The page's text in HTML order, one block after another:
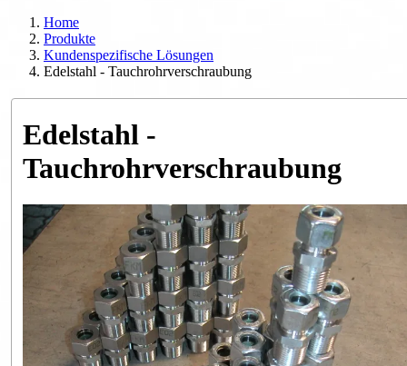
Home
Produkte
Kundenspezifische Lösungen
Edelstahl - Tauchrohrverschraubung
Edelstahl -
Tauchrohrverschraubung